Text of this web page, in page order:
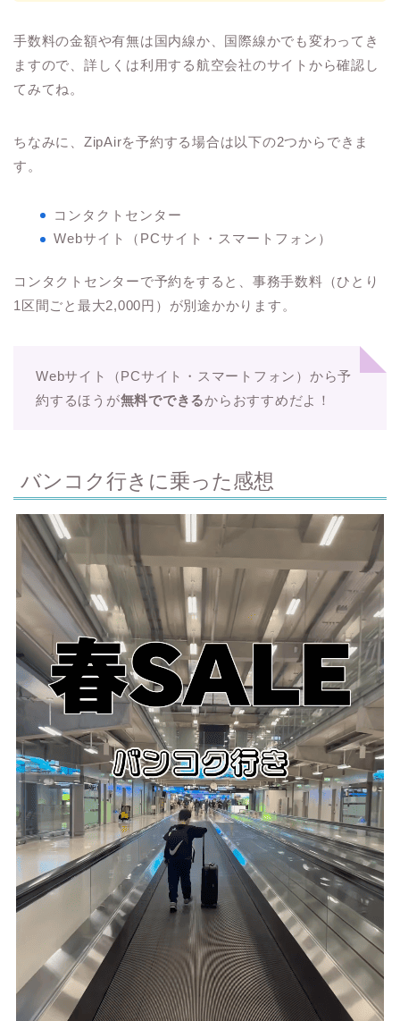
手数料の金額や有無は国内線か、国際線かでも変わってき
ますので、詳しくは利用する航空会社のサイトから確認し
てみてね。
ちなみに、ZipAirを予約する場合は以下の2つからできま
す。
コンタクトセンター
Webサイト（PCサイト・スマートフォン）
コンタクトセンターで予約をすると、事務手数料（ひとり
1区間ごと最大2,000円）が別途かかります。
Webサイト（PCサイト・スマートフォン）から予
約するほうが無料でできるからおすすめだよ！
バンコク行きに乗った感想